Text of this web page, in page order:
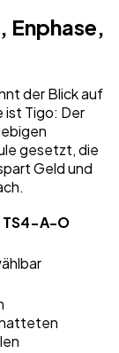
Enphase,
der Blick auf
ist Tigo: Der
gesetzt, die
Geld und
TS4-A-O